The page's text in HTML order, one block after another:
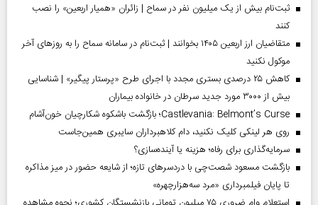
ثبت‌نام بیش از یک میلیون نفر در سماح | زائران «همیار اربعین» را نصب
کنند
متقاضیان ارز اربعین ۱۴۰۵ بخوانند | ثبت‌نام در سامانه سماح را به روز‌های آخر
موکول نکنید
کاهش ۲۵ درصدی بستری مجدد با اجرای طرح «پرستار پیگیر» | شناسایی
بیش از ۳۰۰۰ مورد جدید سرطان در خانواده بیماران
Castlevania: Belmont’s Curse؛ بازگشت باشکوه شکارچیان خون‌آشام
روی هر لینکی کلیک نکنید، دام کلاهبرداران سایبری همین‌جاست
سرمایه‌گذاری برای رفاه؛ هزینه یا آینده‌سازی؟
بازگشت مسعود شصت‌چی با دردسر‌های تازه؛ از شایعه حضور در میز مذاکره
تا پایان فیلمبرداری «مرد سه‌هزارچهره»